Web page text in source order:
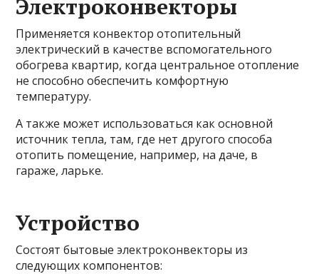
Электроконвекторы
Применяется конвектор отопительный
электрический в качестве вспомогательного
обогрева квартир, когда центральное отопление
не способно обеспечить комфортную
температуру.
А также может использоваться как основной
источник тепла, там, где нет другого способа
отопить помещение, например, на даче, в
гараже, ларьке.
Устройство
Состоят бытовые электроконвекторы из
следующих компонентов: